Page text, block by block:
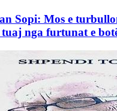
Sopi: Mos e
nga furtunat e